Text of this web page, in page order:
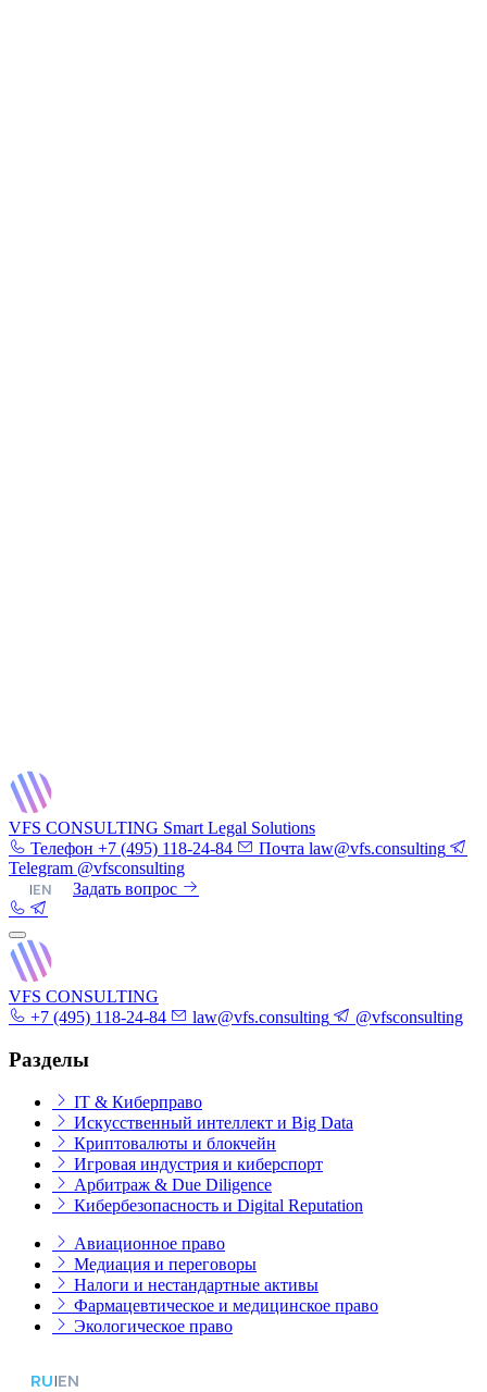
VFS CONSULTING Smart Legal Solutions
Телефон +7 (495) 118-24-84 Почта law@vfs.consulting
Telegram @vfsconsulting
|EN Задать вопрос
VFS CONSULTING
+7 (495) 118-24-84
law@vfs.consulting @vfsconsulting
Разделы
IT & Киберправо
Искусственный интеллект и Big Data
Криптовалюты и блокчейн
Игровая индустрия и киберспорт
Арбитраж & Due Diligence
Кибербезопасность и Digital Reputation
Авиационное право
Медиация и переговоры
Налоги и нестандартные активы
Фармацевтическое и медицинское право
Экологическое право
RU|EN